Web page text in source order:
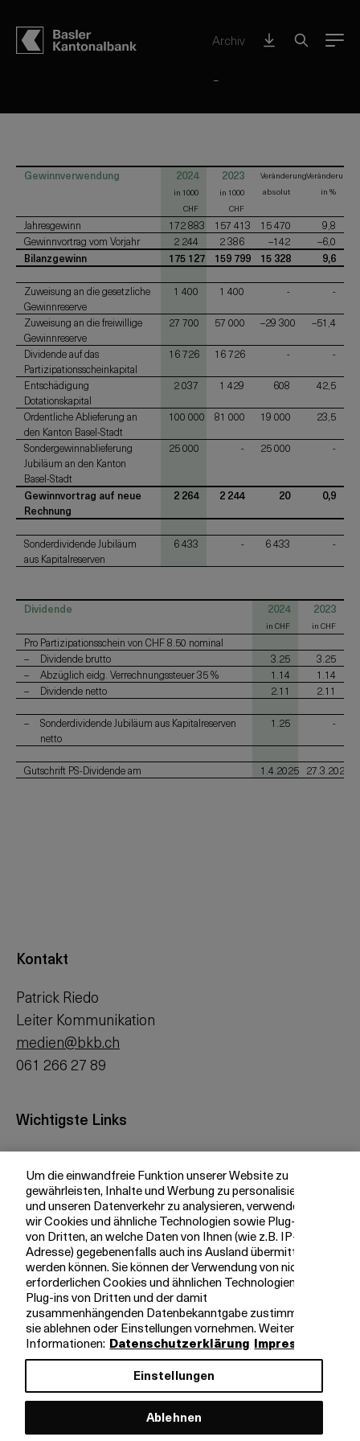
Archiv Menu
Stammhaus BKB – auf einen Blick
Gewinnverwendung
Gewinnverwendung 2024
in 1000
CHF
2023
in 1000
CHF
Veränderung
absolut
Veränderung
in %
Jahresgewinn 172 883 157 413 15 470
9,8
Gewinnvortrag vom Vorjahr
2 244 2 386 –142
–6,0
Bilanzgewinn
175 127 159 799 15 328 9,6
Zuweisung an die gesetzliche
Gewinnreserve
1 400 1 400 - -
Zuweisung an die freiwillige
Gewinnreserve
27 700 57 000 –29 300 –51,4
Dividende auf das
Partizipationsscheinkapital
16 726 16 726 - -
Entschädigung
Dotationskapital
2 037 1 429 608 42,5
Ordentliche Ablieferung an
den Kanton Basel-Stadt
100 000 81 000 19 000 23,5
Sondergewinnablieferung
Jubiläum an den Kanton
Basel-Stadt
25 000 - 25 000 -
Gewinnvortrag auf neue
Rechnung
2 264 2 244 20 0,9
Sonderdividende Jubiläum
aus Kapitalreserven
6 433 - 6 433 -
Dividende 2024
in CHF
2023
in CHF
Pro Partizipationsschein von CHF 8.50 nominal
Dividende brutto
3.25
3.25
Abzüglich eidg. Verrechnungssteuer 35 %
1.14
1.14
Dividende netto
2.11 2.11
Sonderdividende Jubiläum aus Kapitalreserven
netto
1.25 -
Gutschrift PS-Dividende am 1.4.2025 27.3.2024
Kontakt
Patrick Riedo
Leiter Kommunikation
medien@bkb.ch
061 266 27 89
Wichtigste Links
Investor Relations
Medien
bkb.ch
Ihre BKB
Magazin
Jobs
Engagement
Nachhaltigkeit
Apps
Um die einwandfreie Funktion unserer Website zu
gewährleisten, Inhalte und Werbung zu personalisieren
und unseren Datenverkehr zu analysieren, verwenden
wir Cookies und ähnliche Technologien sowie Plug-ins
von Dritten, an welche Daten von Ihnen (wie z.B. IP-
Adresse) gegebenenfalls auch ins Ausland übermittelt
werden können. Sie können der Verwendung von nicht
erforderlichen Cookies und ähnlichen Technologien,
Plug-ins von Dritten und der damit
zusammenhängenden Datenbekanntgabe zustimmen,
sie ablehnen oder Einstellungen vornehmen. Weitere
Informationen: Datenschutzerklärung Impressum
Einstellungen
Ablehnen